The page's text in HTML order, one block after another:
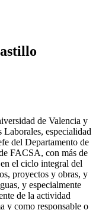
de Valencia y
especialidad
del Departamento de
FACSA, con más de
el ciclo integral del
proyectos y obras, y
y especialmente
de la actividad
y como responsable o